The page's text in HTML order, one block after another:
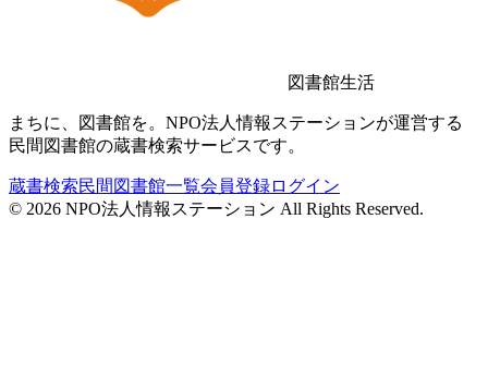
図書館生活
まちに、図書館を。NPO法人情報ステーションが運営する
民間図書館の蔵書検索サービスです。
蔵書検索民間図書館一覧会員登録ログイン
© 2026 NPO法人情報ステーション All Rights Reserved.